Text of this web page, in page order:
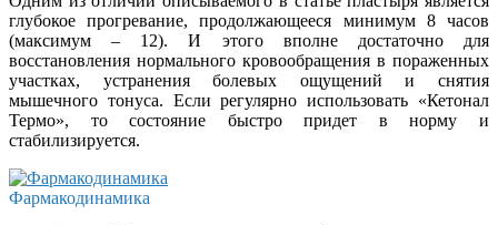
глубокое прогревание, продолжающееся минимум 8 часов
(максимум – 12). И этого вполне достаточно для
восстановления нормального кровообращения в пораженных
участках, устранения болевых ощущений и снятия
мышечного тонуса. Если регулярно использовать «Кетонал
Термо», то состояние быстро придет в норму и
стабилизируется.
Фармакодинамика